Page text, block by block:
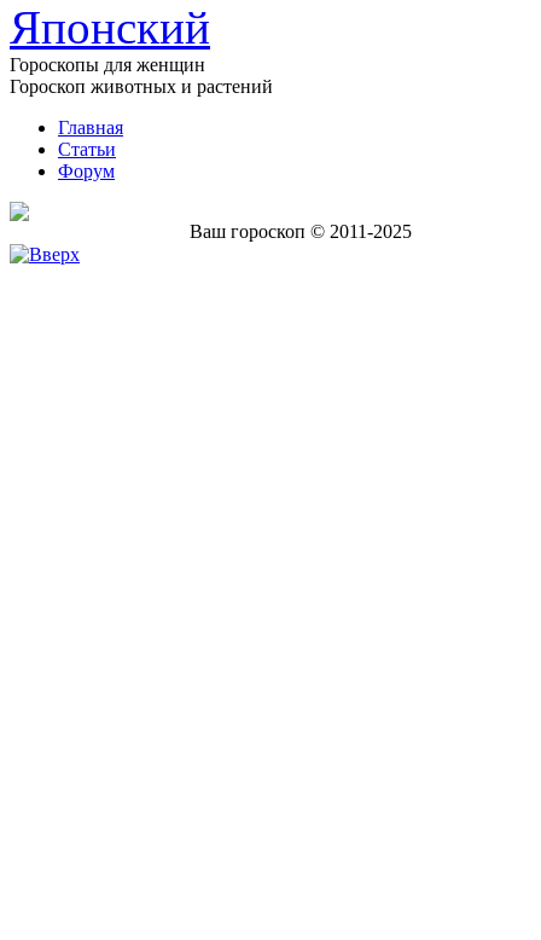
Японский
Гороскопы для женщин
Гороскоп животных и растений
Главная
Статьи
Форум
Ваш гороскоп © 2011-2025